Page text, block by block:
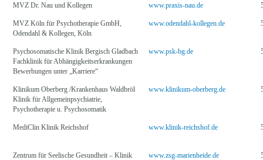
MVZ Dr. Nau und Kollegen www.praxis-nau.de
MVZ Köln für Psychotherapie GmbH,
Odendahl & Kollegen, Köln
www.odendahl-kollegen.de
Psychosomatische Klinik Bergisch Gladbach
Fachklinik für Abhängigkeitserkrankungen
Bewerbungen unter „Karriere“
www.psk-bg.de
Klinikum Oberberg /Krankenhaus Waldbröl
Klinik für Allgemeinpsychiatrie,
Psychotherapie u. Psychosomatik
www.klinikum-oberberg.de
MediClin Klinik Reichshof www.klinik-reichshof.de
Zentrum für Seelische Gesundheit – Klinik
www.zsg-marienheide.de